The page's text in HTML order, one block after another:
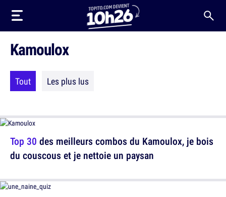
Kamoulox
Tout Les plus lus
Top 30 des meilleurs combos du Kamoulox, je bois
du couscous et je nettoie un paysan